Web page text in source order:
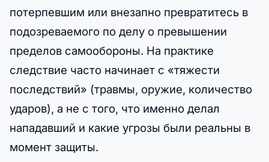
потерпевшим или внезапно превратитесь в
подозреваемого по делу о превышении
пределов самообороны. На практике
следствие часто начинает с «тяжести
последствий» (травмы, оружие, количество
ударов), а не с того, что именно делал
нападавший и какие угрозы были реальны в
момент защиты.